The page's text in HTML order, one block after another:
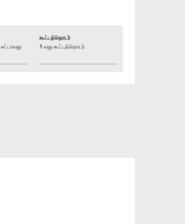
கூட்டத்தொடர்
1 வது கூட்டத்தொடர்